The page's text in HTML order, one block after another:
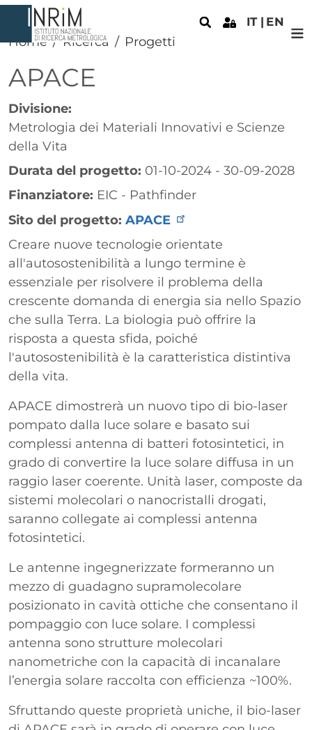
Salta al contenuto principale
IT EN
Home Ricerca Progetti
APACE
Divisione:
Metrologia dei Materiali Innovativi e Scienze
della Vita
Durata del progetto: 01-10-2024 - 30-09-2028
Finanziatore: EIC - Pathfinder
Sito del progetto: APACE
Paragrafo
Creare nuove tecnologie orientate
all'autosostenibilità a lungo termine è
essenziale per risolvere il problema della
crescente domanda di energia sia nello Spazio
che sulla Terra. La biologia può offrire la
risposta a questa sfida, poiché
l'autosostenibilità è la caratteristica distintiva
della vita.
APACE dimostrerà un nuovo tipo di bio-laser
pompato dalla luce solare e basato sui
complessi antenna di batteri fotosintetici, in
grado di convertire la luce solare diffusa in un
raggio laser coerente. Unità laser, composte da
sistemi molecolari o nanocristalli drogati,
saranno collegate ai complessi antenna
fotosintetici.
Le antenne ingegnerizzate formeranno un
mezzo di guadagno supramolecolare
posizionato in cavità ottiche che consentano il
pompaggio con luce solare. I complessi
antenna sono strutture molecolari
nanometriche con la capacità di incanalare
l’energia solare raccolta con efficienza ~100%.
Sfruttando queste proprietà uniche, il bio-laser